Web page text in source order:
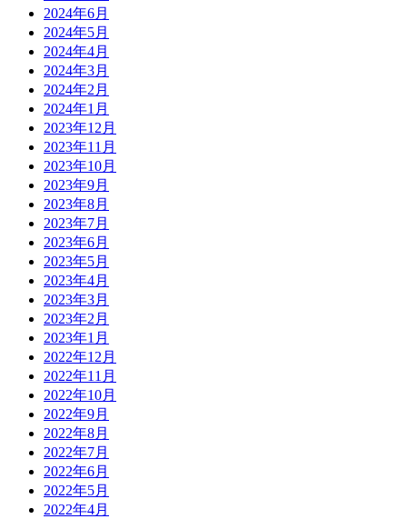
2024年6月
2024年5月
2024年4月
2024年3月
2024年2月
2024年1月
2023年12月
2023年11月
2023年10月
2023年9月
2023年8月
2023年7月
2023年6月
2023年5月
2023年4月
2023年3月
2023年2月
2023年1月
2022年12月
2022年11月
2022年10月
2022年9月
2022年8月
2022年7月
2022年6月
2022年5月
2022年4月